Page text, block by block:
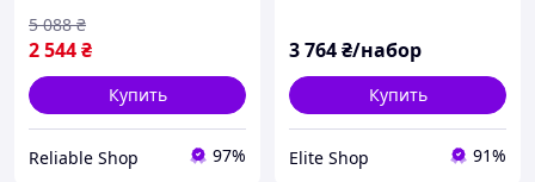
универсальна
2 544₴
5 088 ₴
Купить
Reliable Shop 97%
3 764₴/набор
Купить
Elite Shop 91%